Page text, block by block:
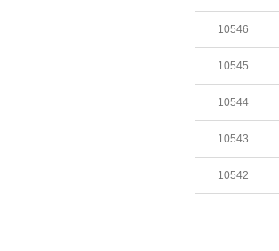
10546
10545
10544
10543
10542